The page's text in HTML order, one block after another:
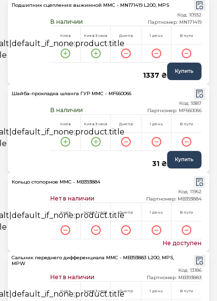
Подшипник сцепления выжимной MMC - MN171419 L200, MPS
В наличии
Код: 10932
Партномер: MN171419
Киев Киев 3 часа Днепр 1 день В пути
1337 ₴ Купить
Шайба-прокладка шланга ГУР MMC - MF660066
В наличии
Код: 9387
Партномер: MF660066
Киев Киев 3 часа Днепр 1 день В пути
31 ₴ Купить
Кольцо стопорное MMC - MB393884
Нет в наличии
Код: 11962
Партномер: MB393884
Киев Киев 3 часа Днепр 1 день В пути
Не доступен
Сальник переднего дифференциала MMC - MB393883 L200, MPS,
MPW
Нет в наличии
Код: 13186
Партномер: MB393883
Киев Киев 3 часа Днепр 1 день В пути